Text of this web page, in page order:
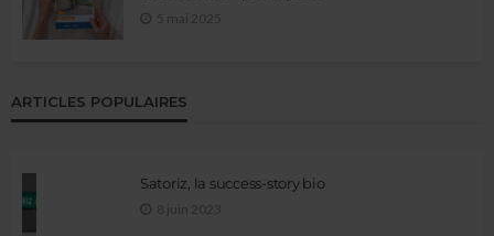
5 mai 2025
ARTICLES POPULAIRES
Satoriz, la success-story bio
8 juin 2023